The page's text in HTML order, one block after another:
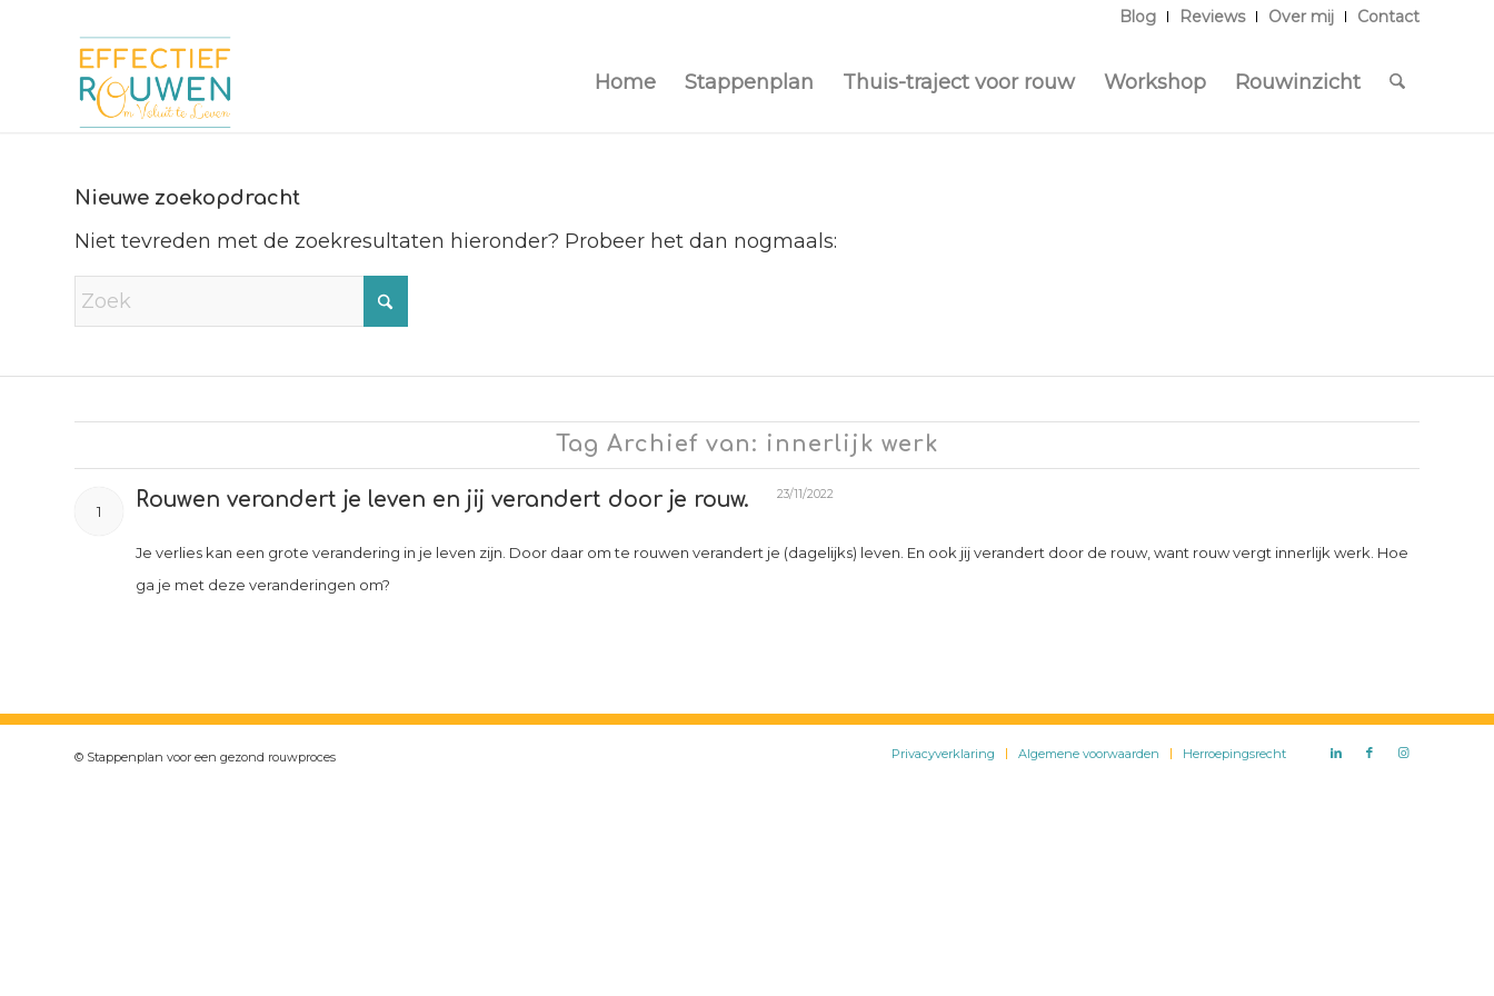
Blog Reviews Over mij Contact
Home Stappenplan Thuis-traject voor rouw Workshop Rouwinzicht
Nieuwe zoekopdracht
Niet tevreden met de zoekresultaten hieronder? Probeer het dan nogmaals:
Tag Archief van: innerlijk werk
1 Rouwen verandert je leven en jij verandert door je rouw. 23/11/2022
Je verlies kan een grote verandering in je leven zijn. Door daar om te rouwen verandert je (dagelijks) leven. En ook jij verandert door de rouw, want rouw vergt innerlijk werk. Hoe
ga je met deze veranderingen om?
© Stappenplan voor een gezond rouwproces Privacyverklaring Algemene voorwaarden Herroepingsrecht